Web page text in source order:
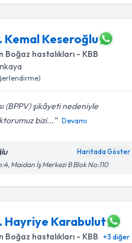
Kemal Keseroğlu
Boğaz hastalıkları - KBB
(BPPV) şikâyeti nedeniyle
bizi...
Devamı
Haritada Göster
Maidan İş Merkezi B Blok No:110
Hayriye Karabulut
Boğaz hastalıkları - KBB +3 diğer